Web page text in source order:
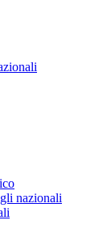
nazionali